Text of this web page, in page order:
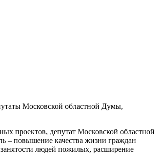
Московской областной Думы,
проектов, депутат Московской областной
– повышение качества жизни граждан
занятости людей пожилых, расширение